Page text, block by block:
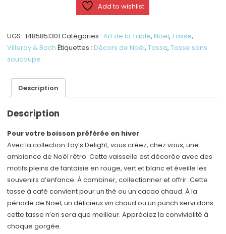
Add to wishlist
UGS :1485851301 Catégories :Art de la Table,Noël,Tasse,
Villeroy & Boch Étiquettes :Décors de Noël,Tassa,Tasse sans
soucoupe
Description
Description
Pour votre boisson préférée en hiver
Avec la collection Toy’s Delight, vous créez, chez vous, une
ambiance de Noël rétro. Cette vaisselle est décorée avec des
motifs pleins de fantaisie en rouge, vert et blanc et éveille les
souvenirs d’enfance. À combiner, collectionner et offrir. Cette
tasse à café convient pour un thé ou un cacao chaud. À la
période de Noël, un délicieux vin chaud ou un punch servi dans
cette tasse n’en sera que meilleur. Appréciez la convivialité à
chaque gorgée.